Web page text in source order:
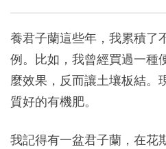
養君子蘭這些年，我累積了
例。比如，我曾經買過一種
麼效果，反而讓土壤板結。
質好的有機肥。
我記得有一盆君子蘭，在花